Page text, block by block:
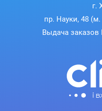
г.
пр. Науки, 48
Выдача заказов